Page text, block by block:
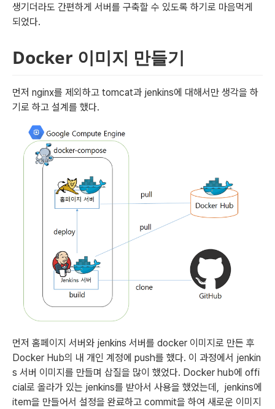
생기더라도 간편하게 서버를 구축할 수 있도록 하기로 마음먹게
되었다.
Docker 이미지 만들기
먼저 nginx를 제외하고 tomcat과 jenkins에 대해서만 생각을 하
기로 하고 설계를 했다.
먼저 홈페이지 서버와 jenkins 서버를 docker 이미지로 만든 후
Docker Hub의 내 개인 계정에 push를 했다. 이 과정에서 jenkin
s 서버 이미지를 만들며 삽질을 많이 했었다. Docker hub에 offi
cial로 올라가 있는 jenkins를 받아서 사용을 했었는데,  jenkins에
item을 만들어서 설정을 완료하고 commit을 하여 새로운 이미지